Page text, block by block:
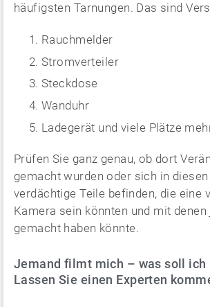
häufigsten Tarnungen. Das sind
Rauchmelder
Stromverteiler
Steckdose
Wanduhr
Ladegerät und viele Plätze
Prüfen Sie ganz genau, ob dort
gemacht wurden oder sich in
verdächtige Teile befinden, die eine
Kamera sein könnten und mit
gemacht haben könnte.
Jemand filmt mich – was soll ich
Lassen Sie einen Experten